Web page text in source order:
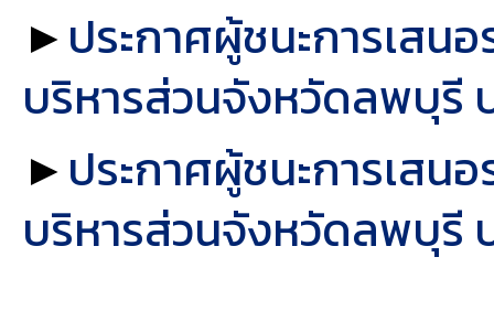
►ประกาศผู้ชนะการเสน
บริหารส่วนจังหวัดลพบุรี
►ประกาศผู้ชนะการเสน
บริหารส่วนจังหวัดลพบุรี